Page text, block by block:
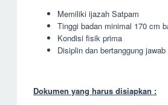
Memiliki ijazah Satpam
Tinggi badan minimal 170 cm
Kondisi fisik prima
Disiplin dan bertanggung jawab
Dokumen yang harus disiapkan :